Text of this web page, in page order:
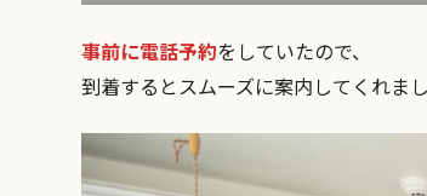
事前に電話予約をしていたので、
到着するとスムーズに案内してくれま